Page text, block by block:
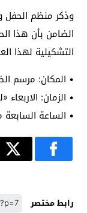
وذكر منظم الحفل
الضامن بأن هذا
التشكيلية لهذا
• المكان: مرسم
• الزمان: الاربعاء
• الساعة
رابط مختصر